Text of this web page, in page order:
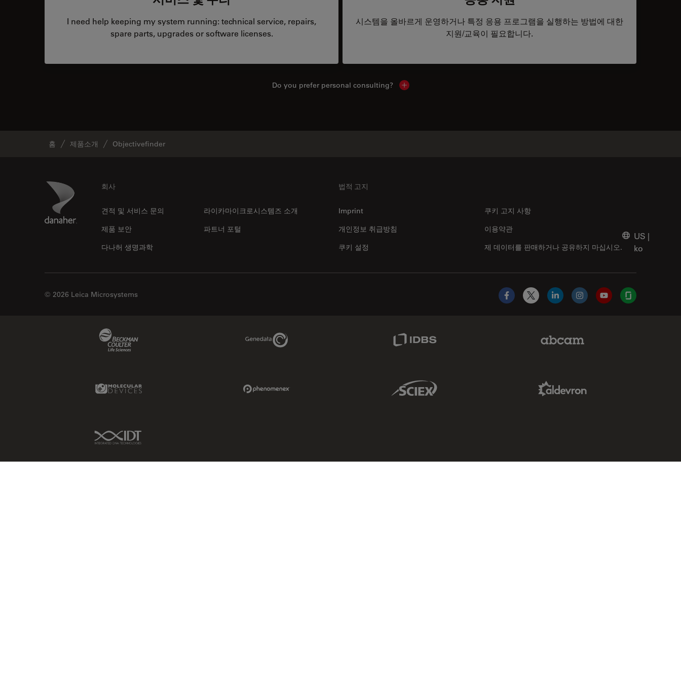
I need help keeping my system running: technical service, repairs,
spare parts, upgrades or software licenses.
시스템을 올바르게 운영하거나 특정 응용 프로그램을 실행하는 방법에 대한
지원/교육이 필요합니다.
Do you prefer personal consulting? Show local contacts
홈 제품소개 Objectivefinder
Danaher Logo 회사
견적 및 서비스 문의
라이카마이크로시스템즈 소개
제품 보안
파트너 포털
다나허 생명과학
법적 고지
Imprint
쿠키 고지 사항
개인정보 취급방침
제 데이터를 판매하거나 공유하지 마십시오.
이용약관
쿠키 설정
US |
ko
© 2026 Leica Microsystems
Facebook
X LinkedInInstagramYouTubeGlassdoor
Genedata Link
Molecular Devices Link Sciex Link
IDT Link